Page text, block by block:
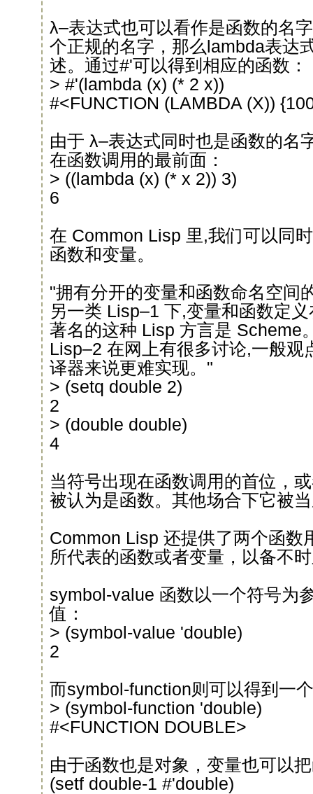
λ–表达式也可以看作是函数的名
个正规的名字，那么lambda表达
述。通过#'可以得到相应的函数：
> #'(lambda (x) (* 2 x))
#<FUNCTION (LAMBDA (X))
由于 λ–表达式同时也是函数的名
在函数调用的最前面：
> ((lambda (x) (* x 2)) 3)
6
在 Common Lisp 里,我们可以同
函数和变量。
"拥有分开的变量和函数命名空间
另一类 Lisp–1 下,变量和函数定
著名的这种 Lisp 方言是 Scheme
Lisp–2 在网上有很多讨论,一般观
译器来说更难实现。"
> (setq double 2)
2
> (double double)
4
当符号出现在函数调用的首位，
被认为是函数。其他场合下它被
Common Lisp 还提供了两个函数
所代表的函数或者变量，以备不
symbol-value 函数以一个符号为
值：
> (symbol-value 'double)
2
而symbol-function则可以得到一
> (symbol-function 'double)
#<FUNCTION DOUBLE>
由于函数也是对象，变量也可以
(setf double-1 #'double)